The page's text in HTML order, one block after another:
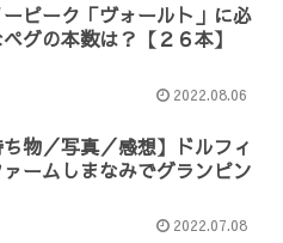
ピーク「ヴォールト」に必
グの本数は？【２６本】
2022.08.06
ち物／写真／感想】ドルフィ
ァームしまなみでグランピン
2022.07.08